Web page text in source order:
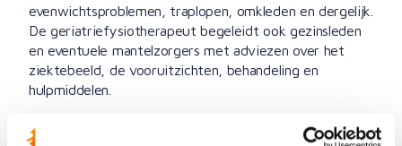
evenwichtsproblemen, traplopen, omkleden en dergelijk.
De geriatriefysiotherapeut begeleidt ook gezinsleden
en eventuele mantelzorgers met adviezen over het
ziektebeeld, de vooruitzichten, behandeling en
hulpmiddelen.